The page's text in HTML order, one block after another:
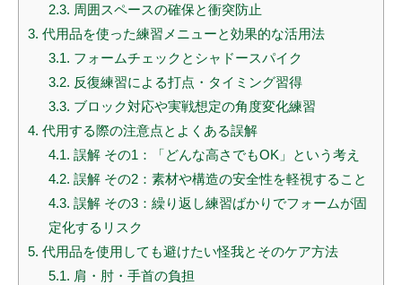
2.3. 周囲スペースの確保と衝突防止
3. 代用品を使った練習メニューと効果的な活用法
3.1. フォームチェックとシャドースパイク
3.2. 反復練習による打点・タイミング習得
3.3. ブロック対応や実戦想定の角度変化練習
4. 代用する際の注意点とよくある誤解
4.1. 誤解 その1：「どんな高さでもOK」という考え
4.2. 誤解 その2：素材や構造の安全性を軽視すること
4.3. 誤解 その3：繰り返し練習ばかりでフォームが固
定化するリスク
5. 代用品を使用しても避けたい怪我とそのケア方法
5.1. 肩・肘・手首の負担